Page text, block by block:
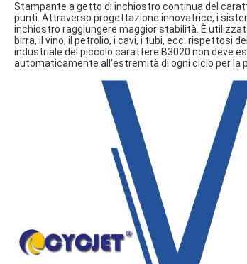
Stampante a getto di inchiostro continua del
punti. Attraverso progettazione innovatrice, i
inchiostro raggiungere maggior stabilità. È
birra, il vino, il petrolio, i cavi, i tubi, ecc. rispettosi
industriale del piccolo carattere B3020 non deve
automaticamente all'estremità di ogni ciclo per la